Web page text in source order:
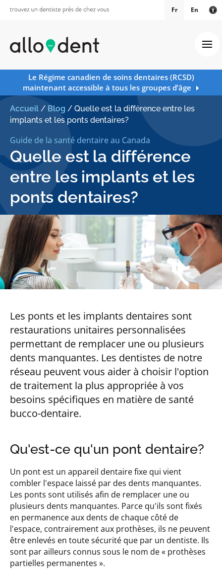
Fr En
Le Régime canadien de soins dentaires (RCSD)
maintenant accessible à tous les groupes d’âge
Accueil / Blog / Quelle est la différence entre les
implants et les ponts dentaires?
Guide de la santé dentaire au Canada
Quelle est la différence
entre les implants et les
ponts dentaires?
Les ponts et les implants dentaires sont
restaurations unitaires personnalisées
permettant de remplacer une ou plusieurs
dents manquantes. Les dentistes de notre
réseau peuvent vous aider à choisir l'option
de traitement la plus appropriée à vos
besoins spécifiques en matière de santé
bucco-dentaire.
Qu'est-ce qu'un pont dentaire?
Un pont est un appareil dentaire fixe qui vient
combler l'espace laissé par des dents manquantes.
Les ponts sont utilisés afin de remplacer une ou
plusieurs dents manquantes. Parce qu'ils sont fixés
en permanence aux dents de chaque côté de
l'espace, contrairement aux prothèses, ils ne peuvent
être enlevés en toute sécurité que par un dentiste. Ils
sont par ailleurs connus sous le nom de « prothèses
partielles permanentes ».